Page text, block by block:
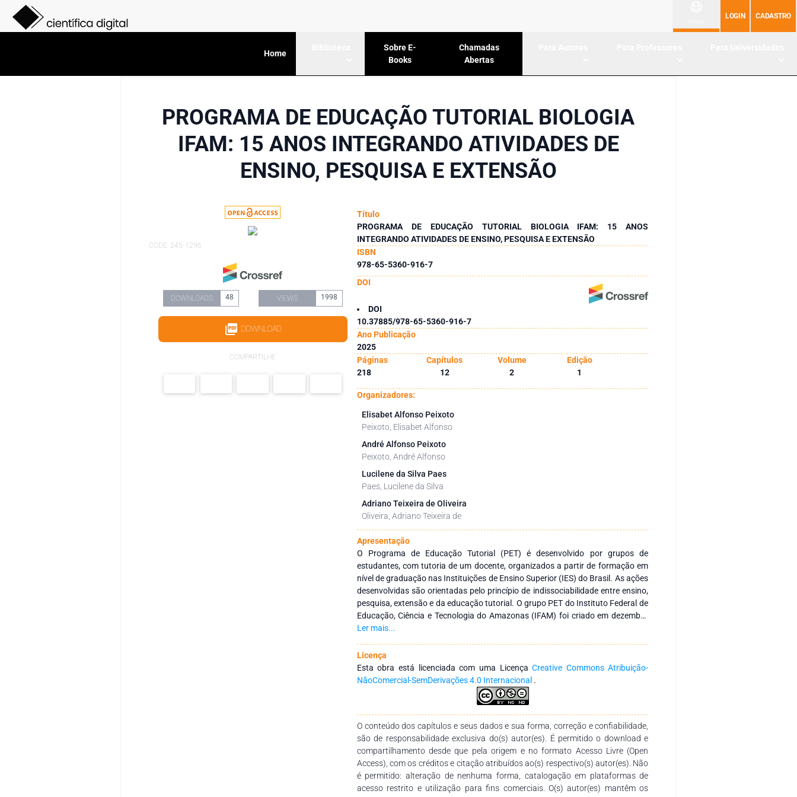
LOGIN CADASTRO
Home
Sobre E-
Books
Chamadas
Abertas
PROGRAMA DE EDUCAÇÃO TUTORIAL BIOLOGIA
IFAM: 15 ANOS INTEGRANDO ATIVIDADES DE
ENSINO, PESQUISA E EXTENSÃO
CODE: 245-1296
DOWNLOADS 48 VIEWS 1998
DOWNLOAD
COMPARTILHE
Título
PROGRAMA DE EDUCAÇÃO TUTORIAL BIOLOGIA IFAM: 15 ANOS
INTEGRANDO ATIVIDADES DE ENSINO, PESQUISA E EXTENSÃO
ISBN
978-65-5360-916-7
DOI
DOI
10.37885/978-65-5360-916-7
Ano Publicação
2025
Páginas
Capítulos Volume
Edição
218
12 2 1
Organizadores:
Elisabet Alfonso Peixoto
Peixoto, Elisabet Alfonso
André Alfonso Peixoto
Peixoto, André Alfonso
Lucilene da Silva Paes
Paes, Lucilene da Silva
Adriano Teixeira de Oliveira
Oliveira, Adriano Teixeira de
Apresentação
O Programa de Educação Tutorial (PET) é desenvolvido por grupos de
estudantes, com tutoria de um docente, organizados a partir de formação em
nível de graduação nas Instituições de Ensino Superior (IES) do Brasil. As ações
desenvolvidas são orientadas pelo princípio de indissociabilidade entre ensino,
pesquisa, extensão e da educação tutorial. O grupo PET do Instituto Federal de
Educação, Ciência e Tecnologia do Amazonas (IFAM) foi criado em dezembro
de 2010 a partir do processo de seleção do Edital nº 09 do Programa de
grupo visa à possibilidade de adquirir experiências ultrapassando as barreiras
da sala de aula. Seus principais projetos extracurriculares, são voltados para a
produção de eventos científicos, oficinas, minicursos, palestras, pesquisas,
metodologias alternativas, atividades de extensão e ações que contribuem
para a formação de estudantes e sociedade civil. As atividades
extracurriculares que compõem o programa procuram garantir, aos
acadêmicos do curso de Licenciatura em Ciências Biológicas, oportunidades de
vivenciar experiências ausentes nas ementas convencionais do curso. Busca-
se, assim, conduzi-los a uma formação global que favoreça tanto a integração
no mercado profissional quanto o preparo para os possíveis desafios de
estudos em programas de pós-graduação. Para comemorar 10 anos de
atividades, o PET de Biologia do IFAM publicou um livro em 2022, o qual aborda
Ler mais...
Licença
Esta obra está licenciada com uma LicençaCreative Commons Atribuição-
NãoComercial-SemDerivações 4.0 Internacional .
O conteúdo dos capítulos e seus dados e sua forma, correção e confiabilidade,
são de responsabilidade exclusiva do(s) autor(es). É permitido o download e
compartilhamento desde que pela origem e no formato Acesso Livre (Open
Access), com os créditos e citação atribuídos ao(s) respectivo(s) autor(es). Não
é permitido: alteração de nenhuma forma, catalogação em plataformas de
acesso restrito e utilização para fins comerciais. O(s) autor(es) mantêm os